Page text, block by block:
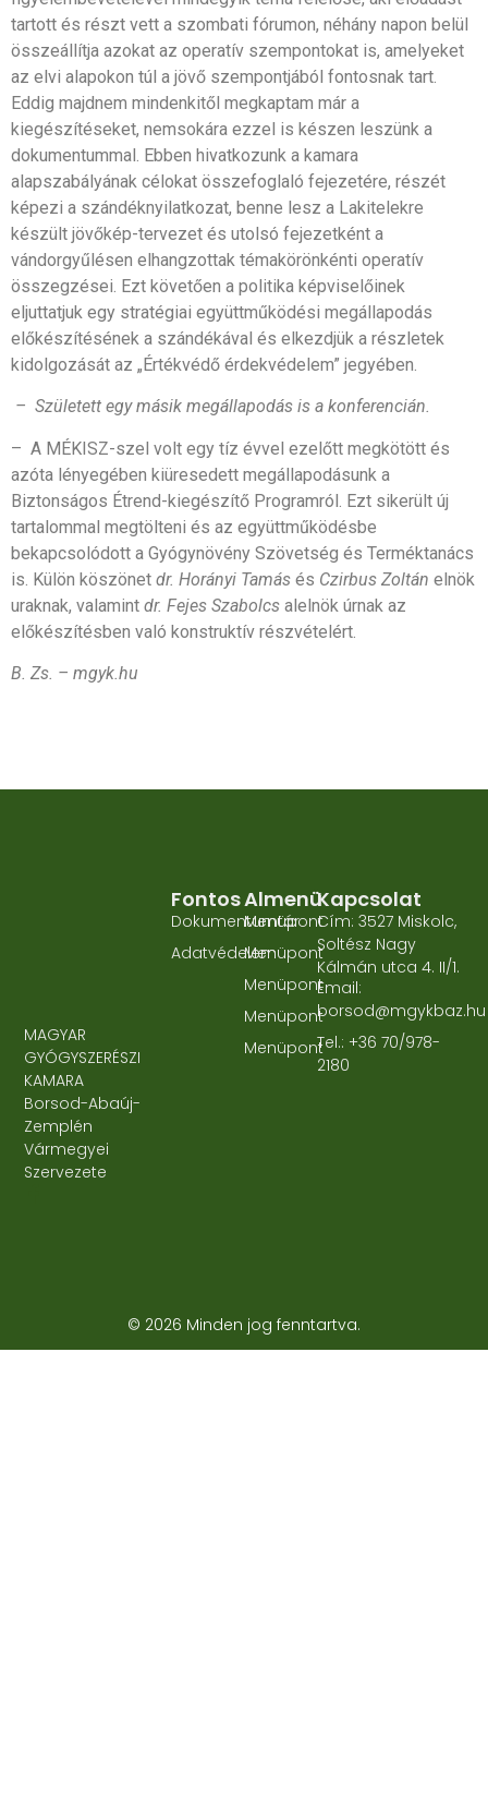
tartott és részt vett a szombati fórumon, néhány napon belül
összeállítja azokat az operatív szempontokat is, amelyeket
az elvi alapokon túl a jövő szempontjából fontosnak tart.
Eddig majdnem mindenkitől megkaptam már a
kiegészítéseket, nemsokára ezzel is készen leszünk a
dokumentummal. Ebben hivatkozunk a kamara
alapszabályának célokat összefoglaló fejezetére, részét
képezi a szándéknyilatkozat, benne lesz a Lakitelekre
készült jövőkép-tervezet és utolsó fejezetként a
vándorgyűlésen elhangzottak témakörönkénti operatív
összegzései. Ezt követően a politika képviselőinek
eljuttatjuk egy stratégiai együttműködési megállapodás
előkészítésének a szándékával és elkezdjük a részletek
kidolgozását az „Értékvédő érdekvédelem” jegyében.
– Született egy másik megállapodás is a konferencián.
– A MÉKISZ-szel volt egy tíz évvel ezelőtt megkötött és
azóta lényegében kiüresedett megállapodásunk a
Biztonságos Étrend-kiegészítő Programról. Ezt sikerült új
tartalommal megtölteni és az együttműködésbe
bekapcsolódott a Gyógynövény Szövetség és Terméktanács
is. Külön köszönet dr. Horányi Tamás és Czirbus Zoltán elnök
uraknak, valamint dr. Fejes Szabolcs alelnök úrnak az
előkészítésben való konstruktív részvételért.
B. Zs. – mgyk.hu
MAGYAR
GYÓGYSZERÉSZI
KAMARA
Borsod-Abaúj-
Zemplén
Vármegyei
Szervezete
Almenü
Menüpont
Menüpont
Menüpont
Menüpont
Menüpont
Fontos
Dokumentumtár
Adatvédelem
Kapcsolat
Cím: 3527 Miskolc,
Soltész Nagy
Kálmán utca 4. II/1.
Email:
borsod@mgykbaz.hu
Tel.: +36 70/978-
2180
© 2026 Minden jog fenntartva.